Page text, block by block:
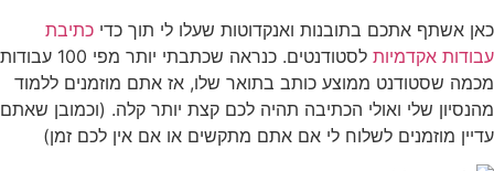
כאן אשתף אתכם בתובנות ואנקדוטות שעלו לי תוך כדי כתיבת
עבודות אקדמיות
לסטודנטים. כנראה שכתבתי יותר מפי 100 עבודות
מכמה שסטודנט ממוצע כותב בתואר שלו, אז אתם מוזמנים ללמוד
מהנסיון שלי ואולי הכתיבה תהיה לכם קצת יותר קלה. (וכמובן שאתם
עדיין מוזמנים לשלוח לי אם אתם מתקשים או אם אין לכם זמן)